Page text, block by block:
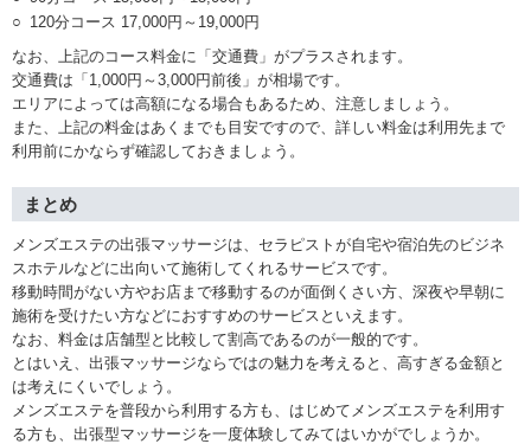
120分コース 17,000円～19,000円
なお、上記のコース料金に「交通費」がプラスされます。
交通費は「1,000円～3,000円前後」が相場です。
エリアによっては高額になる場合もあるため、注意しましょう。
また、上記の料金はあくまでも目安ですので、詳しい料金は利用先まで
利用前にかならず確認しておきましょう。
まとめ
メンズエステの出張マッサージは、セラピストが自宅や宿泊先のビジネ
スホテルなどに出向いて施術してくれるサービスです。
移動時間がない方やお店まで移動するのが面倒くさい方、深夜や早朝に
施術を受けたい方などにおすすめのサービスといえます。
なお、料金は店舗型と比較して割高であるのが一般的です。
とはいえ、出張マッサージならではの魅力を考えると、高すぎる金額と
は考えにくいでしょう。
メンズエステを普段から利用する方も、はじめてメンズエステを利用す
る方も、出張型マッサージを一度体験してみてはいかがでしょうか。